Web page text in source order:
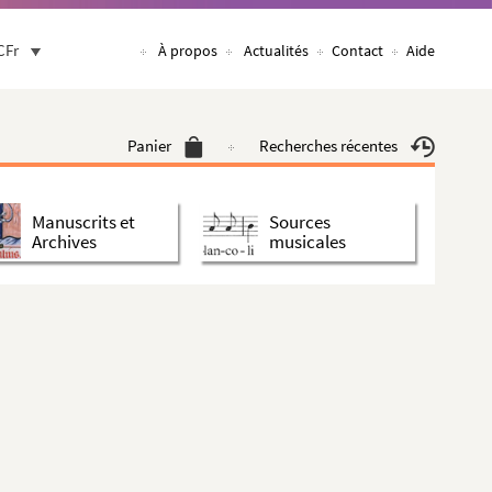
À propos Actualités Contact Aide
Panier Recherches récentes
Manuscrits et
Archives
Sources
musicales